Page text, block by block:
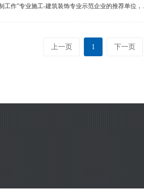
作”专业施工-建筑装饰专业示范企业的推荐单位，...
上一页 1 下一页